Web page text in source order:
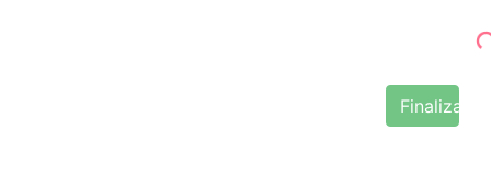
Finalizar